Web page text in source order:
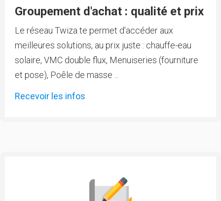
Groupement d'achat : qualité et prix
Le réseau Twiza te permet d'accéder aux
meilleures solutions, au prix juste : chauffe-eau
solaire, VMC double flux, Menuiseries (fourniture
et pose), Poêle de masse ...
Recevoir les infos